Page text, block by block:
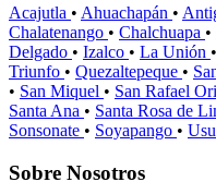
Acajutla • Ahuachapán •
Chalatenango • Chalchuapa •
Delgado • Izalco • La Unión •
Triunfo • Quezaltepeque •
• San Miquel • San Rafael
Santa Ana • Santa Rosa de
Sonsonate • Soyapango •
Sobre Nosotros